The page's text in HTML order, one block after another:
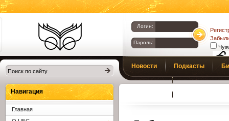
Библиотеки
Клина. Клинская
ЦБС.
Логин:
Пароль:
Новости Подкасты
Навигация
Главная